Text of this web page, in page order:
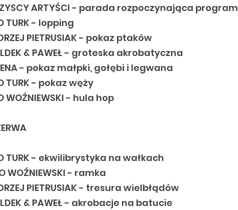
ARTYŚCI - parada rozpoczynająca program
TURK - lopping
PIETRUSIAK - pokaz ptaków
& PAWEŁ - groteska akrobatyczna
- pokaz małpki, gołębi i legwana
TURK - pokaz węży
WOŹNIEWSKI - hula hop
TURK - ekwilibrystyka na wałkach
WOŹNIEWSKI - ramka
PIETRUSIAK - tresura wielbłądów
& PAWEŁ - akrobacje na batucie